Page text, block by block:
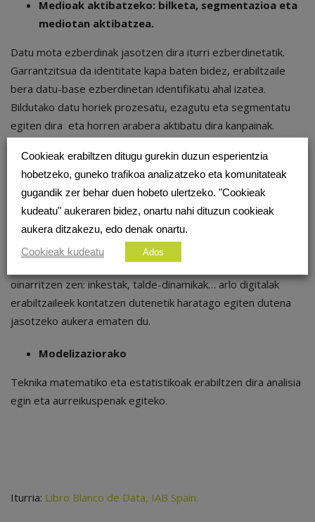
Medioak aktibatzeko: bilketa, segmentazioa eta
mediotan aktibatzea.
Datu mota ezberdinak jasotzen dira iturri ezberdinetatik.
Garrantzitsua da identitate kapa baten bidez, erabiltzaile
bera datu-base ezberdinetan identifikatu ahal izatea.
Bildutako datu horiek prozesatu, ezagutu eta segmentatu
egiten dira eta horren arabera aktibatu dira kanpainak.
Sormenerako
Erabiltzailearen interesen eta egoeraren arabera moldatzen
dira mezuak.
Ikerketarako
Aurretiaz ikerketa erabiltzaileek adierazitako datuetan
oinarritzen zen: inkestak, talde-dinamikak… arlo digitalak
erabiltzaileek kontatzen dutenetik haratago egiten dutena
jasotzeko aukera ematen du.
Modelizaziorako
Teknika matematiko eta estatistikoak erabiltzen dira analisia
egin eta aurreikuspenak egiteko.
Iturria: Libro Blanco de Data, IAB Spain.
Cookieak erabiltzen ditugu gurekin duzun esperientzia
hobetzeko, guneko trafikoa analizatzeko eta komunitateak
gugandik zer behar duen hobeto ulertzeko. "Cookieak
kudeatu" aukeraren bidez, onartu nahi dituzun cookieak
aukera ditzakezu, edo denak onartu.
Cookieak kudeatu
Ados